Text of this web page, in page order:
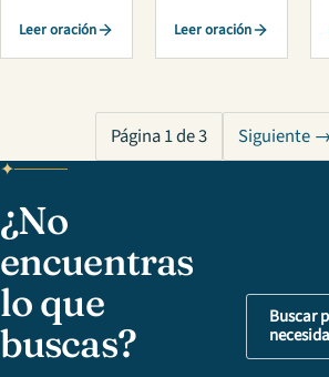
Leer oración Leer oración
Página 1 de 3 Siguiente →
¿No
encuentras
lo que
buscas?
Buscar